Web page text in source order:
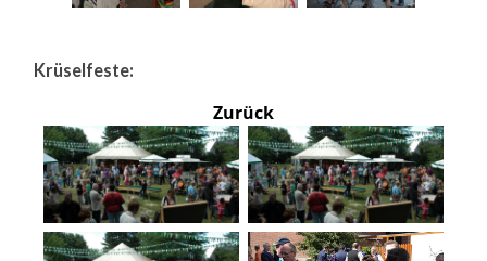
Krüselfeste:
Zurück